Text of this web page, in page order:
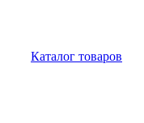
Каталог товаров